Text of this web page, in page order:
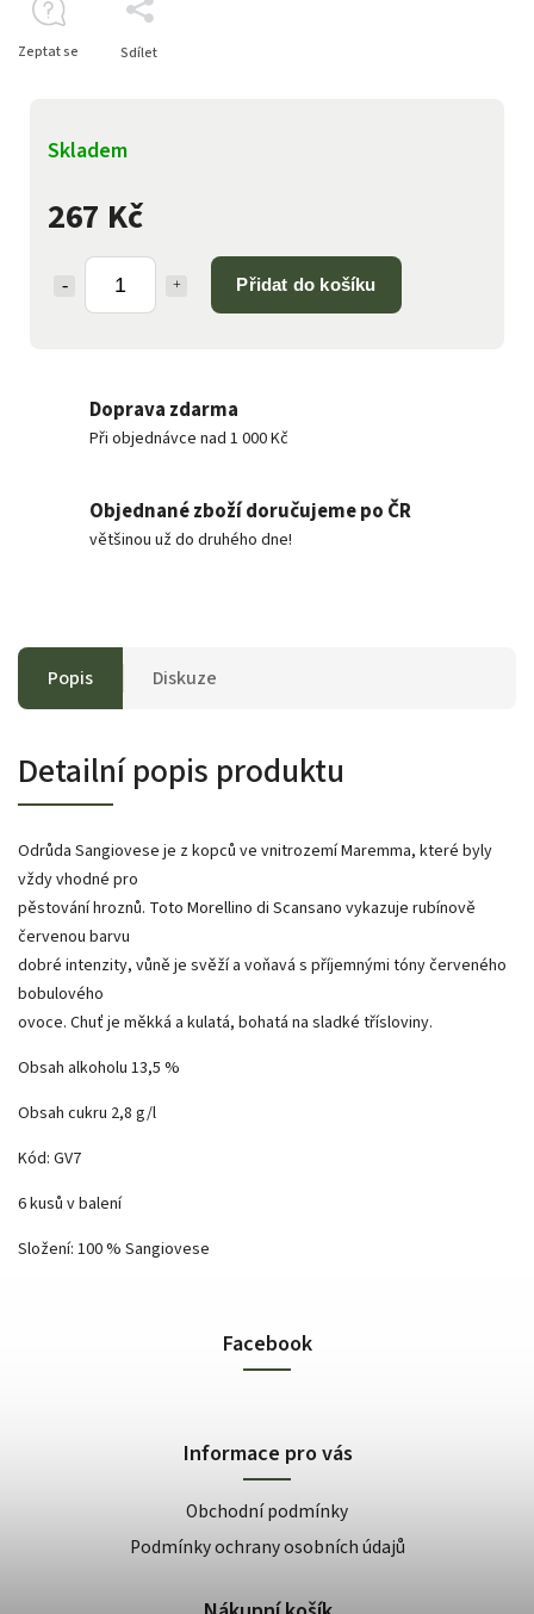
267 Kč
Přidat do košíku
Skladem
Zeptat se Sdílet
Doprava zdarma
Při objednávce nad 1 000 Kč
Objednané zboží doručujeme po ČR
většinou už do druhého dne!
Popis Diskuze
Detailní popis produktu
Odrůda Sangiovese je z kopců ve vnitrozemí Maremma, které byly
vždy vhodné pro
pěstování hroznů. Toto Morellino di Scansano vykazuje rubínově
červenou barvu
dobré intenzity, vůně je svěží a voňavá s příjemnými tóny červeného
bobulového
ovoce. Chuť je měkká a kulatá, bohatá na sladké třísloviny.
Obsah alkoholu 13,5 %
Obsah cukru 2,8 g/l
Kód: GV7
6 kusů v balení
Složení: 100 % Sangiovese
Facebook
Informace pro vás
Obchodní podmínky
Podmínky ochrany osobních údajů